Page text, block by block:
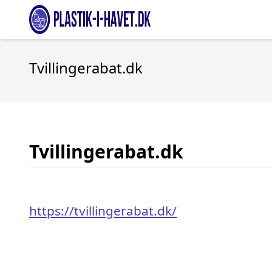
Tvillingerabat.dk
Tvillingerabat.dk
https://tvillingerabat.dk/